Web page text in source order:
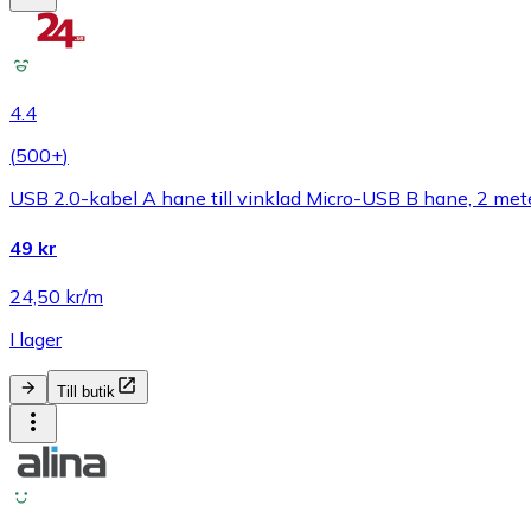
4.4
(500+)
USB 2.0-kabel A hane till vinklad Micro-USB B hane, 2
49 kr
24,50 kr/m
I lager
Till butik